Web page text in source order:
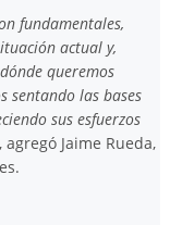
fundamentales,
actual y,
queremos
sentando las bases
sus esfuerzos
agregó Jaime Rueda,